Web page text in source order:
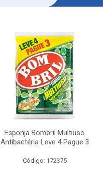
Esponja Bombril Multiuso
Antibactéria Leve 4 Pague 3
Código: 172375